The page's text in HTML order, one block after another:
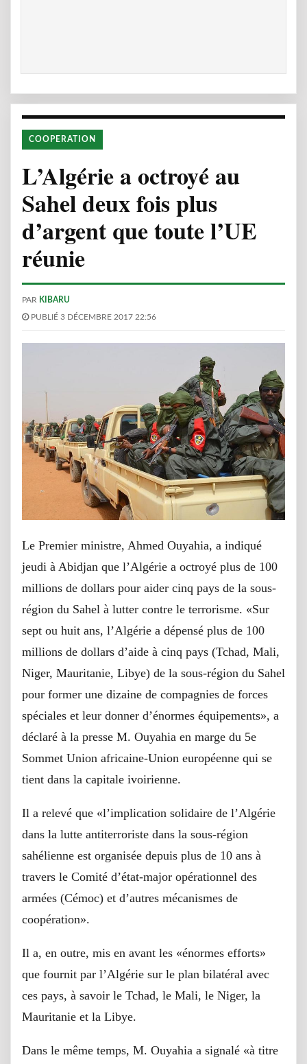
COOPERATION
L’Algérie a octroyé au
Sahel deux fois plus
d’argent que toute l’UE
réunie
PAR KIBARU
PUBLIÉ 3 DÉCEMBRE 2017 22:56
Le Premier ministre, Ahmed Ouyahia, a indiqué
jeudi à Abidjan que l’Algérie a octroyé plus de 100
millions de dollars pour aider cinq pays de la sous-
région du Sahel à lutter contre le terrorisme. «Sur
sept ou huit ans, l’Algérie a dépensé plus de 100
millions de dollars d’aide à cinq pays (Tchad, Mali,
Niger, Mauritanie, Libye) de la sous-région du Sahel
pour former une dizaine de compagnies de forces
spéciales et leur donner d’énormes équipements», a
déclaré à la presse M. Ouyahia en marge du 5e
Sommet Union africaine-Union européenne qui se
tient dans la capitale ivoirienne.
Il a relevé que «l’implication solidaire de l’Algérie
dans la lutte antiterroriste dans la sous-région
sahélienne est organisée depuis plus de 10 ans à
travers le Comité d’état-major opérationnel des
armées (Cémoc) et d’autres mécanismes de
coopération».
Il a, en outre, mis en avant les «énormes efforts»
que fournit par l’Algérie sur le plan bilatéral avec
ces pays, à savoir le Tchad, le Mali, le Niger, la
Mauritanie et la Libye.
Dans le même temps, M. Ouyahia a signalé «à titre